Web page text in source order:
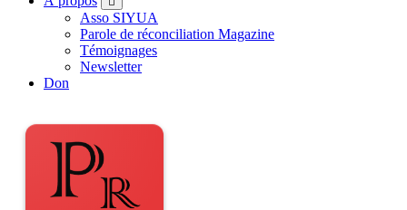
Asso SIYUA
Parole de réconciliation Magazine
Témoignages
Newsletter
Don